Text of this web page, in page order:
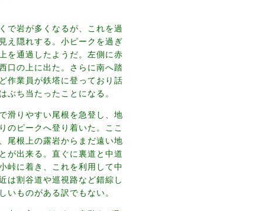
で岩が多くなるが、これを過
え隠れする。小ピークを過ぎ
を通過したようだ。左側に赤
口の上に出た。さらに南へ踏
作業員が鉄塔に登っており話
ち当たったことになる。
滑りやすい尾根を急登し、地
のピークへ登り着いた。ここ
尾根上の露岩からまだ遠い地
が出来る。直ぐに裏道と中道
峠に着き、これを利用して中
は割谷道や巡視路など錯綜し
いものがある訳でもない。